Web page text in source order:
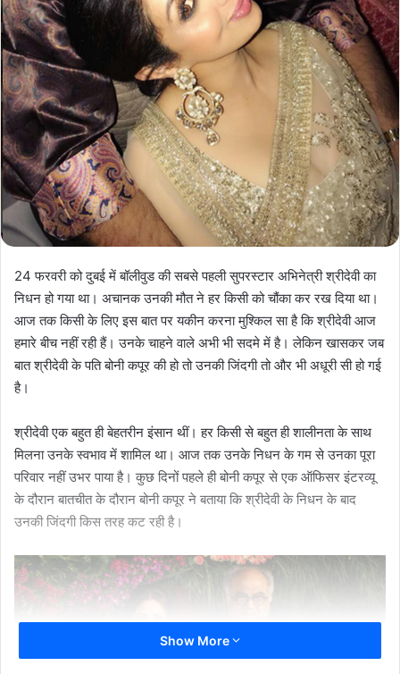
24 फरवरी को दुबई में बॉलीवुड की सबसे पहली सुपरस्टार अभिनेत्री श्रीदेवी का
निधन हो गया था। अचानक उनकी मौत ने हर किसी को चौंका कर रख दिया था।
आज तक किसी के लिए इस बात पर यकीन करना मुश्किल सा है कि श्रीदेवी आज
हमारे बीच नहीं रही हैं। उनके चाहने वाले अभी भी सदमे में है। लेकिन खासकर जब
बात श्रीदेवी के पति बोनी कपूर की हो तो उनकी जिंदगी तो और भी अधूरी सी हो गई
है।
श्रीदेवी एक बहुत ही बेहतरीन इंसान थीं। हर किसी से बहुत ही शालीनता के साथ
मिलना उनके स्वभाव में शामिल था। आज तक उनके निधन के गम से उनका पूरा
परिवार नहीं उभर पाया है। कुछ दिनों पहले ही बोनी कपूर से एक ऑफिसर इंटरव्यू
के दौरान बातचीत के दौरान बोनी कपूर ने बताया कि श्रीदेवी के निधन के बाद
उनकी जिंदगी किस तरह कट रही है।
Show More